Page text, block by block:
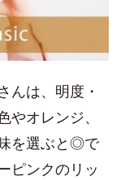
んは、明度・
オレンジ、
を選ぶと◎で
ピンクのリッ